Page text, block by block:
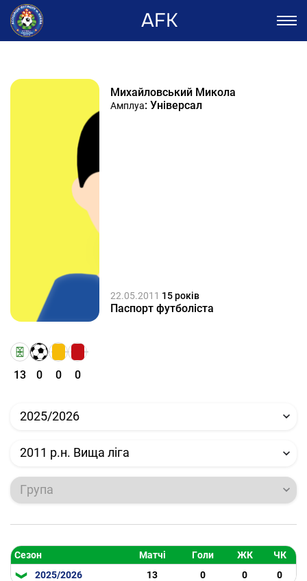
AFK
Михайловський Микола
Амплуа: Універсал
22.05.2011 15 років
Паспорт футболіста
13 0 0 0
2025/2026
2011 р.н. Вища ліга
Група
Сезон Матчі Голи ЖК
ЧК
2025/2026
13 0 0 0